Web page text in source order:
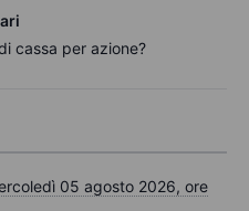
cassa per azione?
05 agosto 2026, ore